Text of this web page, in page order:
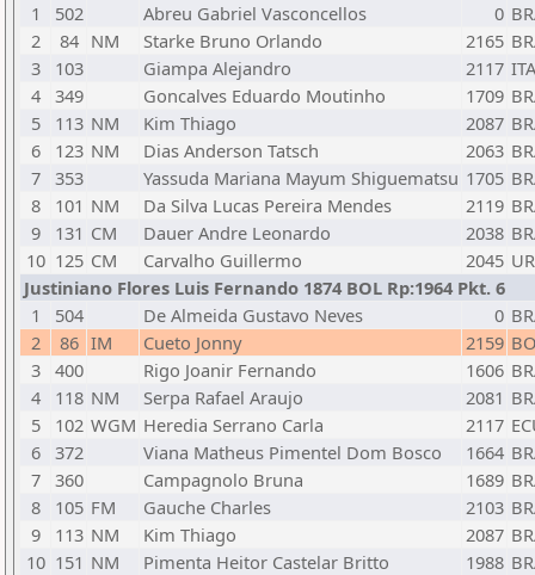
1
502 Abreu Gabriel Vasconcellos 0
2
84 NM Starke Bruno Orlando 2165
3
103 Giampa Alejandro 2117 ITA
4 349 Goncalves Eduardo Moutinho 1709
5
113 NM Kim Thiago 2087
6
123 NM Dias Anderson Tatsch 2063
7 353 Yassuda Mariana Mayum Shiguematsu 1705
8
101 NM Da Silva Lucas Pereira Mendes 2119
9
131 CM Dauer Andre Leonardo 2038
10 125 CM Carvalho Guillermo 2045
Justiniano Flores Luis Fernando 1874 BOL Rp:1964 Pkt. 6
1
504 De Almeida Gustavo Neves 0
2
86 IM Cueto Jonny 2159
3 400 Rigo Joanir Fernando 1606
4
118 NM Serpa Rafael Araujo 2081
5
102 WGM Heredia Serrano Carla 2117
6 372 Viana Matheus Pimentel Dom Bosco 1664
7 360 Campagnolo Bruna 1689
8
105 FM Gauche Charles 2103
9
113 NM Kim Thiago 2087
10 151 NM Pimenta Heitor Castelar Britto 1988